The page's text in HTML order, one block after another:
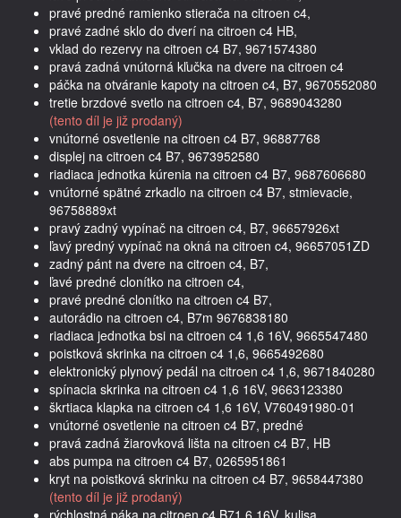
pravé predné ramienko stierača na citroen c4,
pravé zadné sklo do dverí na citroen c4 HB,
vklad do rezervy na citroen c4 B7, 9671574380
pravá zadná vnútorná kľučka na dvere na citroen c4
páčka na otváranie kapoty na citroen c4, B7, 9670552080
tretie brzdové svetlo na citroen c4, B7, 9689043280
(tento díl je již prodaný)
vnútorné osvetlenie na citroen c4 B7, 96887768
displej na citroen c4 B7, 9673952580
riadiaca jednotka kúrenia na citroen c4 B7, 9687606680
vnútorné spätné zrkadlo na citroen c4 B7, stmievacie,
96758889xt
pravý zadný vypínač na citroen c4, B7, 96657926xt
ľavý predný vypínač na okná na citroen c4, 96657051ZD
zadný pánt na dvere na citroen c4, B7,
ľavé predné clonítko na citroen c4,
pravé predné clonítko na citroen c4 B7,
autorádio na citroen c4, B7m 9676838180
riadiaca jednotka bsi na citroen c4 1,6 16V, 9665547480
poistková skrinka na citroen c4 1,6, 9665492680
elektronický plynový pedál na citroen c4 1,6, 9671840280
spínacia skrinka na citroen c4 1,6 16V, 9663123380
škrtiaca klapka na citroen c4 1,6 16V, V760491980-01
vnútorné osvetlenie na citroen c4 B7, predné
pravá zadná žiarovková lišta na citroen c4 B7, HB
abs pumpa na citroen c4 B7, 0265951861
kryt na poistková skrinku na citroen c4 B7, 9658447380
(tento díl je již prodaný)
rýchlostná páka na citroen c4 B71,6 16V, kulisa,